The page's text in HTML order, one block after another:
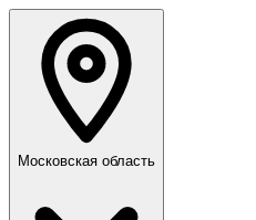
Московская область